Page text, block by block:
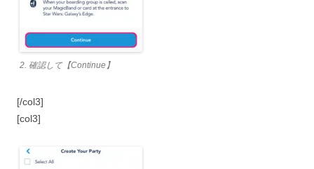
2. 確認して【Continue】
[/col3]
[col3]